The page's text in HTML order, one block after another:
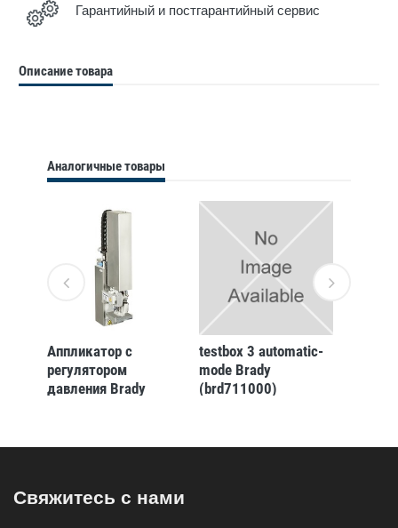
Гарантийный и постгарантийный сервис
Описание товара
Аналогичные товары
Аппликатор с
регулятором
давления Brady
testbox 3 automatic-
mode Brady
(brd711000)
Свяжитесь с нами